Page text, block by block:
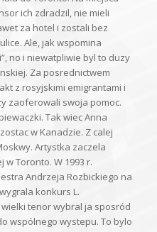
ich zdradzil, nie mieli
za hotel i zostali bez
Ale, jak wspomina
no i niewatpliwie byl to duzy
Za posrednictwem
z rosyjskimi emigrantami i
zaoferowali swoja pomoc.
Tak wiec Anna
w Kanadzie. Z calej
Artystka zaczela
Toronto. W 1993 r.
Andrzeja Rozbickiego na
konkurs L.
tenor wybral ja sposród
wspólnego wystepu. To bylo